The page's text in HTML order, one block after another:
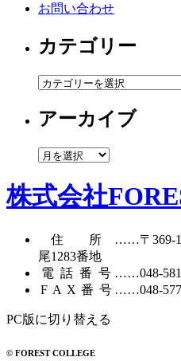
お問い合わせ
カテゴリー
カ
ゴ
ー
アーカイブ
ア
カ
イ
株式会社
住所……〒369-
尾1283番地
電話番号……048-
FAX番号……048-
PC版に切り替える
© FOREST COLLEGE